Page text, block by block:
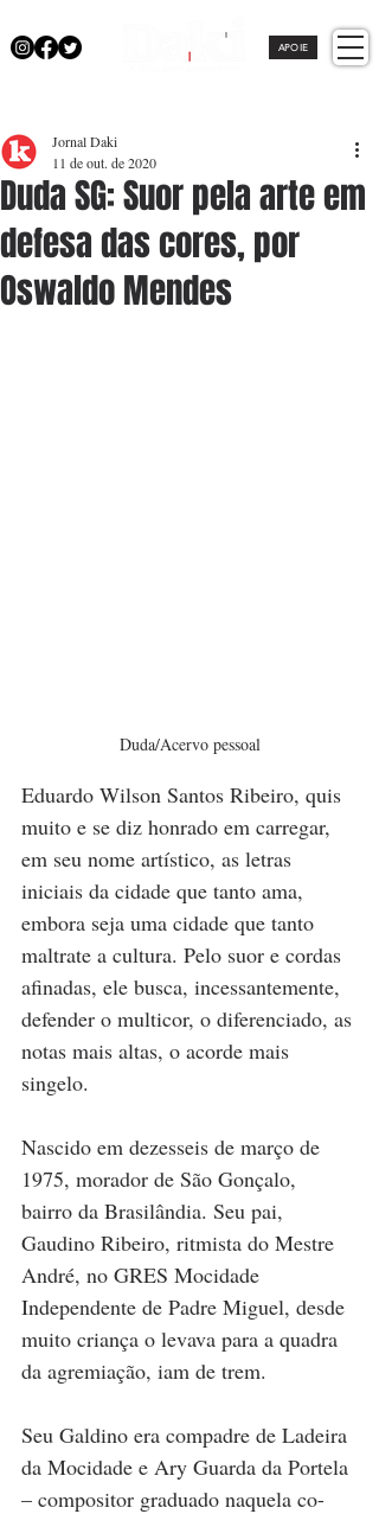
APOIE
Duda SG: Suor pela arte em
defesa das cores, por
Oswaldo Mendes
Jornal Daki
11 de out. de 2020
Duda/Acervo pessoal
Eduardo Wilson Santos Ribeiro, quis
muito e se diz honrado em carregar,
em seu nome artístico, as letras
iniciais da cidade que tanto ama,
embora seja uma cidade que tanto
maltrate a cultura. Pelo suor e cordas
afinadas, ele busca, incessantemente,
defender o multicor, o diferenciado, as
notas mais altas, o acorde mais
singelo.
Nascido em dezesseis de março de
1975, morador de São Gonçalo,
bairro da Brasilândia. Seu pai,
Gaudino Ribeiro, ritmista do Mestre
André, no GRES Mocidade
Independente de Padre Miguel, desde
muito criança o levava para a quadra
da agremiação, iam de trem.
Seu Galdino era compadre de Ladeira
da Mocidade e Ary Guarda da Portela
– compositor graduado naquela co-